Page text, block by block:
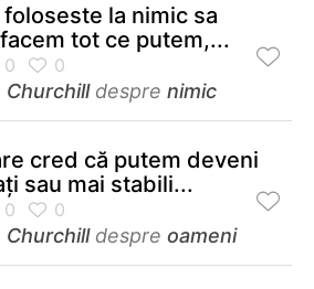
foloseste la nimic sa
tot ce putem,...
Churchilldespre nimic
cred că putem deveni
sau mai stabili...
Churchilldespre oameni